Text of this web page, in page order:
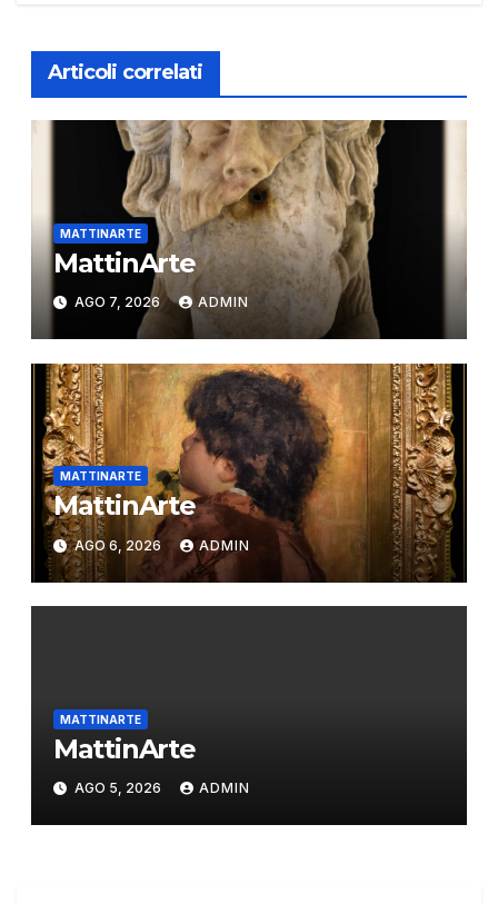
Articoli correlati
MATTINARTE
MattinArte
AGO 7, 2026 ADMIN
MATTINARTE
MattinArte
AGO 6, 2026 ADMIN
MATTINARTE
MattinArte
AGO 5, 2026 ADMIN